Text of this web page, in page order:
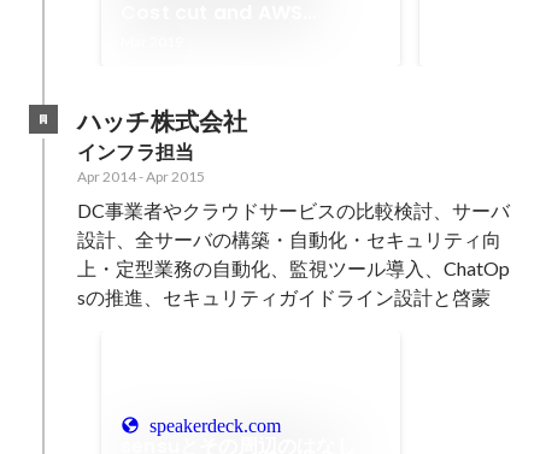
ハッチ株式会社
インフラ担当
Apr 2014-Apr 2015
DC事業者やクラウドサービスの比較検討、サーバ
設計、全サーバの構築・自動化・セキュリティ向
上・定型業務の自動化、監視ツール導入、ChatOp
sの推進、セキュリティガイドライン設計と啓蒙
speakerdeck.com